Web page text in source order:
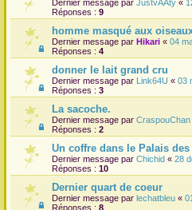
Dernier message par JustvAAty «
Réponses : 9
homme masqué aux
Dernier message par Hikari « 04
Réponses : 4
donner le lait grand cru
Dernier message par Link64U « 03
Réponses : 3
La sacoche.
Dernier message par CraspouChan
Réponses : 2
Un coffre dans le Palais des
Dernier message par Chichid « 28
Réponses : 10
Dernier quart de coeur
Dernier message par lechatbleu «
Réponses : 8